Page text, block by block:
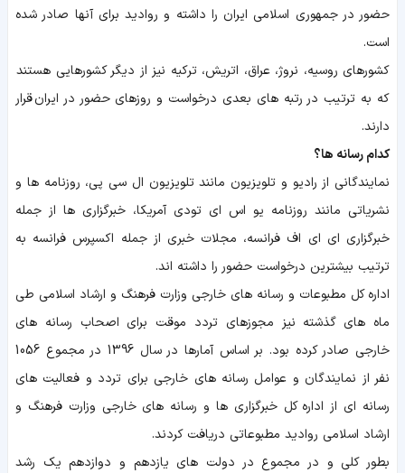
حضور در جمهوری اسلامی ایران را داشته و روادید برای آنها صادر شده
است.
کشورهای روسیه، نروژ، عراق، اتریش، ترکیه نیز از دیگر کشورهایی هستند
که به ترتیب در رتبه های بعدی درخواست و روزهای حضور در ایران قرار
دارند.
کدام رسانه ها؟
نمایندگانی از رادیو و تلویزیون مانند تلویزیون ال سی پی، روزنامه ها و
نشریاتی مانند روزنامه یو اس ای تودی آمریکا، خبرگزاری ها از جمله
خبرگزاری ای ای اف فرانسه، مجلات خبری از جمله اکسپرس فرانسه به
ترتیب بیشترین درخواست حضور را داشته اند.
اداره کل مطبوعات و رسانه های خارجی وزارت فرهنگ و ارشاد اسلامی طی
ماه های گذشته نیز مجوزهای تردد موقت برای اصحاب رسانه های
خارجی صادر کرده بود. بر اساس آمارها در سال 1396 در مجموع 1056
نفر از نمایندگان و عوامل رسانه های خارجی برای تردد و فعالیت های
رسانه ای از اداره کل خبرگزاری ها و رسانه های خارجی وزارت فرهنگ و
ارشاد اسلامی روادید مطبوعاتی دریافت کردند.
بطور کلی و در مجموع در دولت های یازدهم و دوازدهم یک رشد